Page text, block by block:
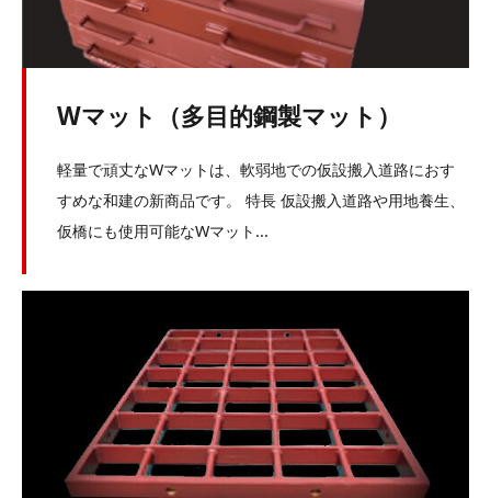
Wマット（多目的鋼製マット）
軽量で頑丈なWマットは、軟弱地での仮設搬入道路におす
すめな和建の新商品です。 特長 仮設搬入道路や用地養生、
仮橋にも使用可能なWマット...